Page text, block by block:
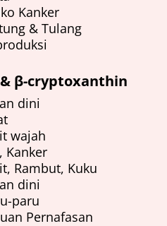
Kanker
& Tulang
β-cryptoxanthin
dini
wajah
Kanker
Rambut, Kuku
dini
paru
Pernafasan